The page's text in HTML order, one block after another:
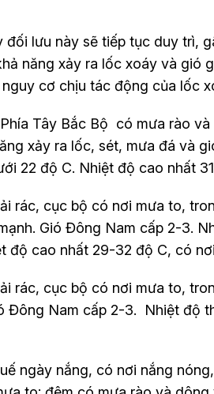
lưu này sẽ tiếp tục duy trì,
năng xảy ra lốc xoáy và gió
cơ chịu tác động của lốc
Tây Bắc Bộ có mưa rào
xảy ra lốc, sét, mưa đá và
22 độ C. Nhiệt độ cao nhất
rác, cục bộ có nơi mưa to,
Gió Đông Nam cấp 2-3.
độ cao nhất 29-32 độ C, có
rác, cục bộ có nơi mưa to,
Đông Nam cấp 2-3. Nhiệt độ
ngày nắng, có nơi nắng